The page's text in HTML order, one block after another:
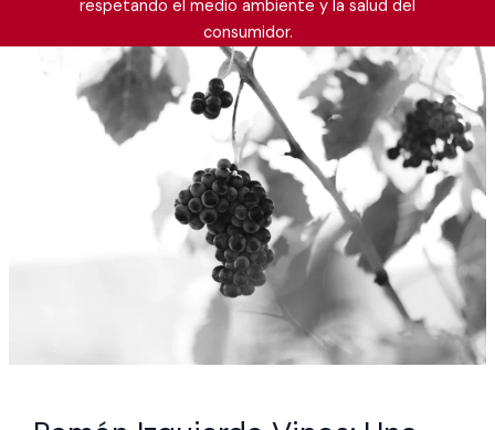
respetando el medio ambiente y la salud del
consumidor.
Izquierdo